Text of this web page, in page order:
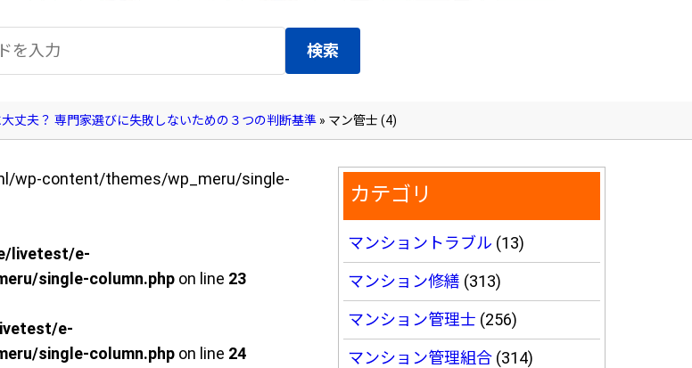
検索
丈夫？ 専門家選びに失敗しないための３つの判断基準 » マン管士 (4)
wp-content/themes/wp_meru/single-
livetest/e-
single-column.php on line 23
e-
single-column.php on line 24
カテゴリ
マンショントラブル (13)
マンション修繕 (313)
マンション管理士 (256)
マンション管理組合 (314)